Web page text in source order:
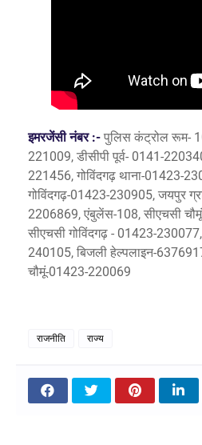
इमरजेंसी नंबर :- पुलिस कंट्रोल रूम-
221009, डीसीपी पूर्व- 0141-
221456, गोविंदगढ़ थाना-01423-
गोविंदगढ़-01423-230905, जयपुर
2206869, एंबुलेंस-108, सीएचसी
सीएचसी गोविंदगढ़ - 01423-
240105, बिजली हेल्पलाइन-
चौमूं-01423-220069
राजनीति राज्य